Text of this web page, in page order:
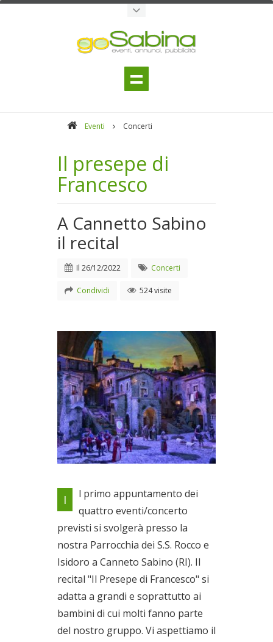
Eventi Concerti
Il presepe di
Francesco
A Cannetto Sabino
il recital
Il 26/12/2022 Concerti
Condividi 524 visite
Il 26/12/2022
I
l primo appuntamento dei
quattro eventi/concerto
previsti si svolgerà presso la
nostra Parrocchia dei S.S. Rocco e
Isidoro a Canneto Sabino (RI). Il
recital "Il Presepe di Francesco" si
adatta a grandi e soprattutto ai
bambini di cui molti fanno parte
del nostro gruppo. Vi aspettiamo il